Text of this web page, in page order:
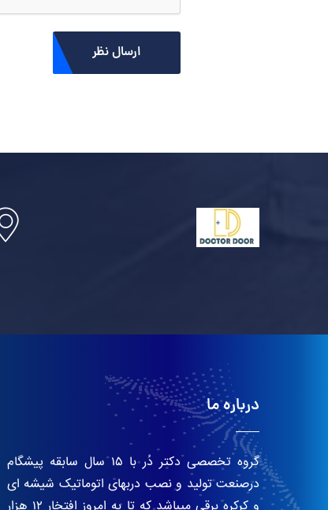
ارسال نظر
درباره ما
گروه تخصصی دکتر دُر با ۱۵ سال سابقه پیشگام
درصنعت تولید و نصب دربهای اتوماتیک شیشه ای